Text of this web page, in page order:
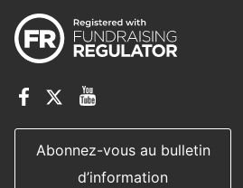
Abonnez-vous au bulletin
d’information